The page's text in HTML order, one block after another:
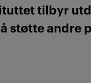
tilbyr
støtte andre